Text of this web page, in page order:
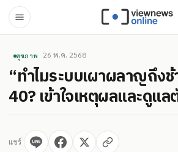
สุขภาพ 26 พ.ค. 2568
“ทำไมระบบเผาผลาญถึง
40? เข้าใจเหตุผลและดูแล
แชร์